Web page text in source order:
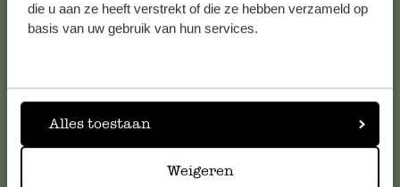
die u aan ze heeft verstrekt of die ze hebben verzameld op
basis van uw gebruik van hun services.
Alles toestaan
Weigeren
Klantenservice
meestgestelde vragen.